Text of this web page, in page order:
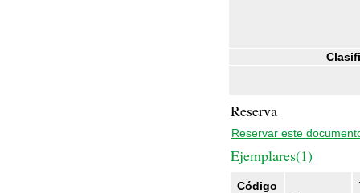
Reserva
Reservar este
Ejemplares(1)
Código